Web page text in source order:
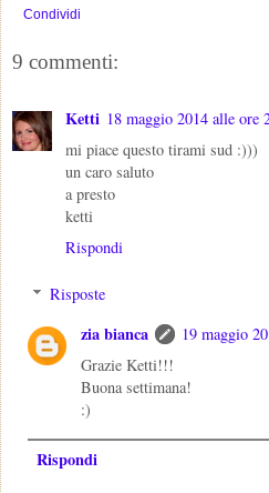
Condividi
9 commenti:
Ketti 18 maggio 2014 alle ore
mi piace questo tirami sud :)))
un caro saluto
a presto
ketti
Rispondi
Risposte
zia bianca
19 maggio
Grazie Ketti!!!
Buona settimana!
:)
Rispondi